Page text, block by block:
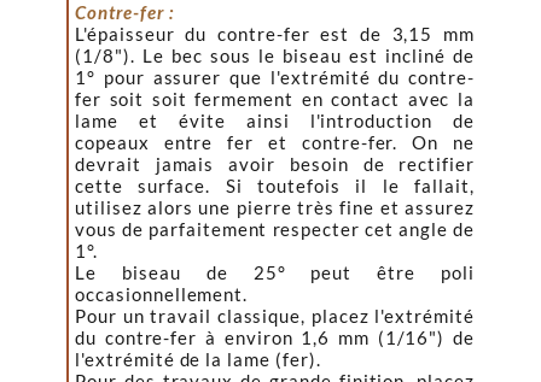
Contre-fer :
L'épaisseur du contre-fer est de 3,15 mm
(1/8"). Le bec sous le biseau est incliné de
1° pour assurer que l'extrémité du contre-
fer soit soit fermement en contact avec la
lame et évite ainsi l'introduction de
copeaux entre fer et contre-fer. On ne
devrait jamais avoir besoin de rectifier
cette surface. Si toutefois il le fallait,
utilisez alors une pierre très fine et assurez
vous de parfaitement respecter cet angle de
1°.
Le biseau de 25° peut être poli
occasionnellement.
Pour un travail classique, placez l'extrémité
du contre-fer à environ 1,6 mm (1/16") de
l'extrémité de la lame (fer).